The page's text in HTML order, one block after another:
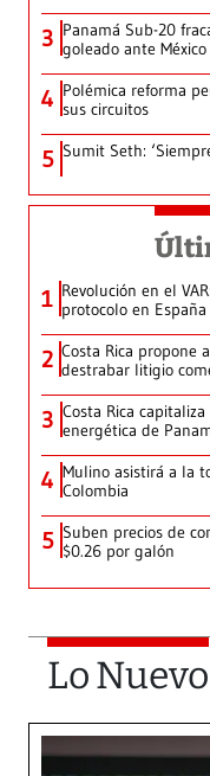
3 Panamá Sub-20
goleado ante México
4 Polémica reforma
sus circuitos
5 Sumit Seth:
1 Revolución en el
protocolo en España
2 Costa Rica propone
destrabar litigio
3 Costa Rica
energética de
4 Mulino asistirá a la
Colombia
5 Suben precios de
$0.26 por galón
Lo Nuevo